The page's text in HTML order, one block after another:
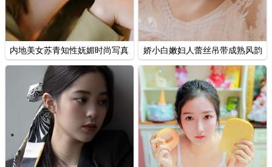
内地美女苏青知性妩媚时尚写真
娇小白嫩妇人蕾丝吊带成熟风韵
私房图片